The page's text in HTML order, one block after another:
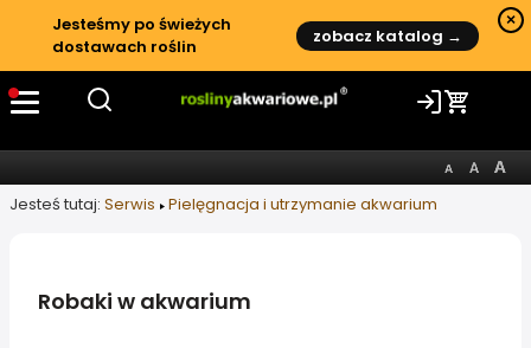
Jesteśmy po świeżych
dostawach roślin
zobacz katalog →
×
Jesteś tutaj: Serwis Pielęgnacja i utrzymanie akwarium
Robaki w akwarium